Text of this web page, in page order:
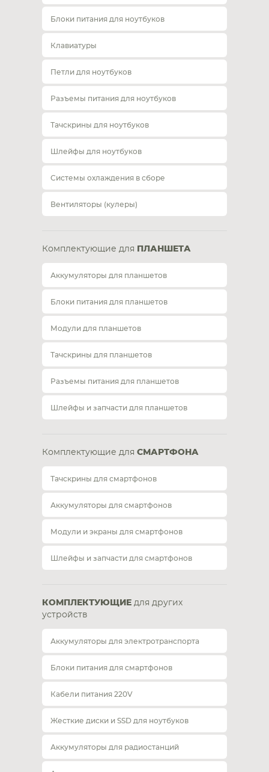
Блоки питания для ноутбуков
Клавиатуры
Петли для ноутбуков
Разъемы питания для ноутбуков
Тачскрины для ноутбуков
Шлейфы для ноутбуков
Системы охлаждения в сборе
Вентиляторы (кулеры)
Комплектующие для ПЛАНШЕТА
Аккумуляторы для планшетов
Блоки питания для планшетов
Модули для планшетов
Тачскрины для планшетов
Разъемы питания для планшетов
Шлейфы и запчасти для планшетов
Комплектующие для СМАРТФОНА
Тачскрины для смартфонов
Аккумуляторы для смартфонов
Модули и экраны для смартфонов
Шлейфы и запчасти для смартфонов
КОМПЛЕКТУЮЩИЕ для других
устройств
Аккумуляторы для электротранспорта
Блоки питания для смартфонов
Кабели питания 220V
Жесткие диски и SSD для ноутбуков
Аккумуляторы для радиостанций